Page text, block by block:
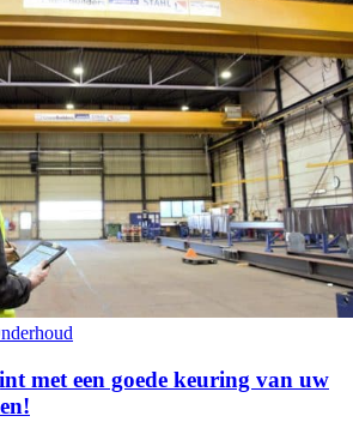
met een goede keuring van uw